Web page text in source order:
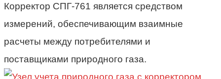
Корректор СПГ-761 является средством
измерений, обеспечивающим взаимные
расчеты между потребителями и
поставщиками природного газа.